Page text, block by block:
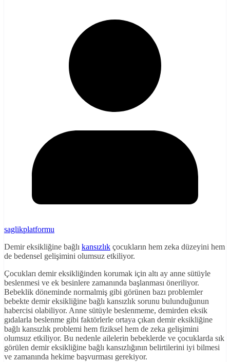
saglikplatformu
Demir eksikliğine bağlı kansızlık çocukların hem zeka düzeyini hem
de bedensel gelişimini olumsuz etkiliyor.
Çocukları demir eksikliğinden korumak için altı ay anne sütüyle
beslenmesi ve ek besinlere zamanında başlanması öneriliyor.
Bebeklik döneminde normalmiş gibi görünen bazı problemler
bebekte demir eksikliğine bağlı kansızlık sorunu bulunduğunun
habercisi olabiliyor. Anne sütüyle beslenmeme, demirden eksik
gıdalarla beslenme gibi faktörlerle ortaya çıkan demir eksikliğine
bağlı kansızlık problemi hem fiziksel hem de zeka gelişimini
olumsuz etkiliyor. Bu nedenle ailelerin bebeklerde ve çocuklarda sık
görülen demir eksikliğine bağlı kansızlığının belirtilerini iyi bilmesi
ve zamanında hekime başvurması gerekiyor.